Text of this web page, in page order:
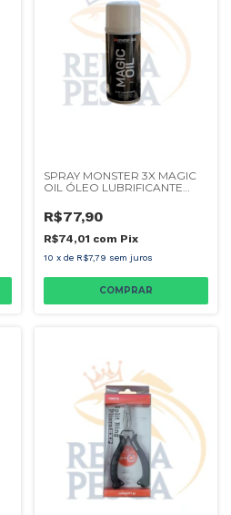
SPRAY MONSTER 3X MAGIC
OIL ÓLEO LUBRIFICANTE
R$77,90
R$74,01 com Pix
10 x de R$7,79 sem juros